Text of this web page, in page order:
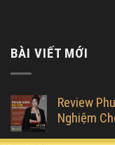
BÀI VIẾT MỚI
Review
Nghiệm